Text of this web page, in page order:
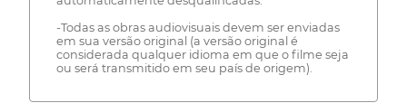
-Todas as obras audiovisuais devem ser enviadas
em sua versão original (a versão original é
considerada qualquer idioma em que o filme seja
ou será transmitido em seu país de origem).